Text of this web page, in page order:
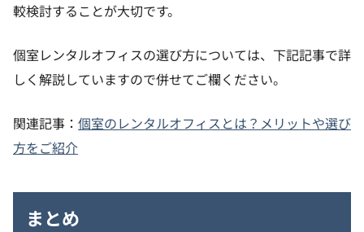
較検討することが大切です。
個室レンタルオフィスの選び方については、下記記事で詳
しく解説していますので併せてご欄ください。
関連記事： 個室のレンタルオフィスとは？メリットや選び
方をご紹介
まとめ